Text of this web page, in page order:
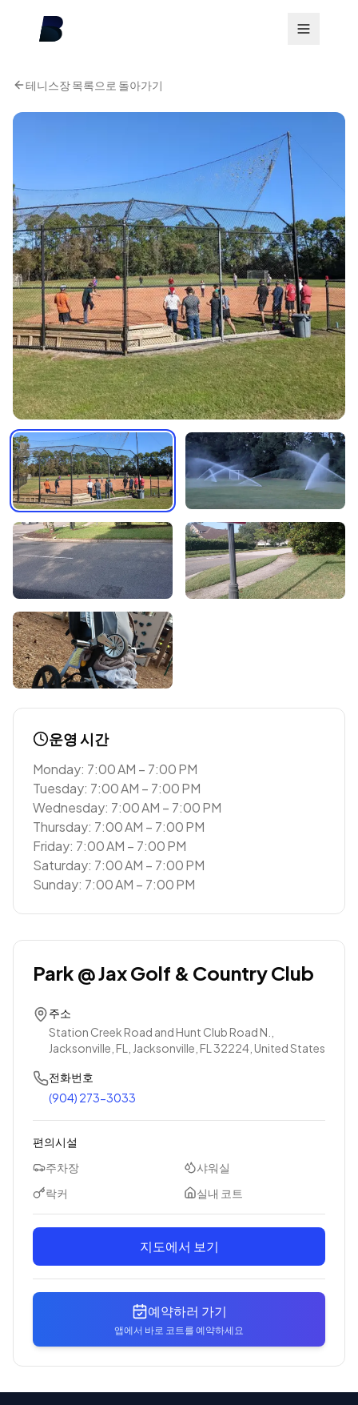
테니스장 목록으로 돌아가기
운영 시간
Monday: 7:00 AM – 7:00 PM
Tuesday: 7:00 AM – 7:00 PM
Wednesday: 7:00 AM – 7:00 PM
Thursday: 7:00 AM – 7:00 PM
Friday: 7:00 AM – 7:00 PM
Saturday: 7:00 AM – 7:00 PM
Sunday: 7:00 AM – 7:00 PM
Park @ Jax Golf & Country Club
주소
Station Creek Road and Hunt Club Road N.,
Jacksonville, FL, Jacksonville, FL 32224, United States
전화번호
(904) 273-3033
편의시설
주차장
샤워실
락커
실내 코트
지도에서 보기
예약하러 가기
앱에서 바로 코트를 예약하세요